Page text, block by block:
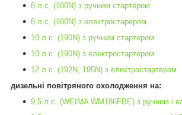
8 л.с. (180N) з ручним стартером
8 л.с. (180N) з електростарером
10 л.с. (190N) з ручним стартером
10 л.с. (190N) з електростартером
12 л.с. (192N, 195N) з електростартером
дизельні повітряного охолодження на:
9,5 л.с. (WEIMA WM186FBE) з ручним і